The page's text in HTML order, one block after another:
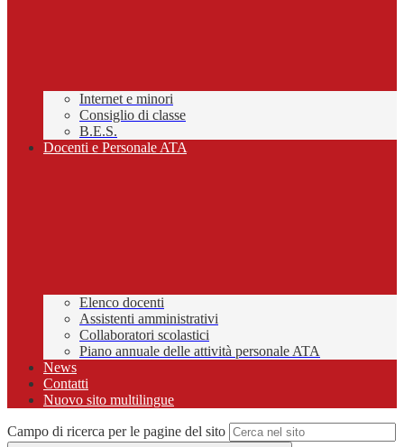
Internet e minori
Consiglio di classe
B.E.S.
Docenti e Personale ATA
Elenco docenti
Assistenti amministrativi
Collaboratori scolastici
Piano annuale delle attività personale ATA
News
Contatti
Nuovo sito multilingue
Campo di ricerca per le pagine del sito